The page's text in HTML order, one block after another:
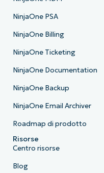
NinjaOne PSA
NinjaOne Billing
NinjaOne Ticketing
NinjaOne Documentation
NinjaOne Backup
NinjaOne Email Archiver
Roadmap di prodotto
Risorse
Centro risorse
Blog